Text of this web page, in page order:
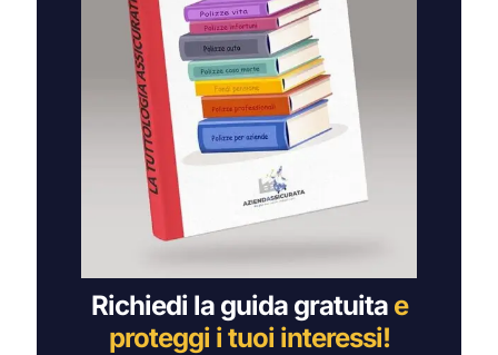
Richiedi la guida gratuita e
proteggi i tuoi interessi!